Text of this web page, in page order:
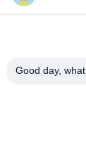
Good day,